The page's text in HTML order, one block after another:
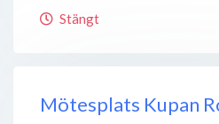
Stängt
Mötesplats Kupan